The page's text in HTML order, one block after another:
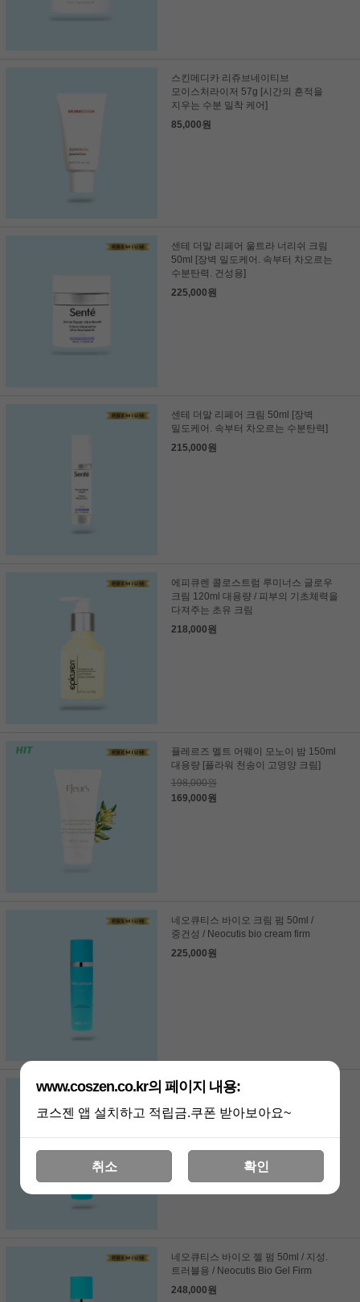
스킨메디카 리쥬브네이티브
모이스처라이저 57g [시간의 흔적을
지우는 수분 밀착 케어]
85,000원
센테 더말 리페어 울트라 너리쉬 크림
50ml [장벽 밀도케어. 속부터 차오르는
수분탄력. 건성용]
225,000원
센테 더말 리페어 크림 50ml [장벽
밀도케어. 속부터 차오르는 수분탄력]
215,000원
에피큐렌 콜로스트럼 루미너스 글로우
크림 120ml 대용량 / 피부의 기초체력을
다져주는 초유 크림
218,000원
플레르즈 멜트 어웨이 모노이 밤 150ml
대용량 [플라워 천송이 고영양 크림]
198,000원
169,000원
네오큐티스 바이오 크림 펌 50ml /
중건성 / Neocutis bio cream firm
225,000원
네오큐티스 바이오 크림 펌 리치 50ml /
rich
248,000원
네오큐티스 바이오 젤 펌 50ml / 지성.
트러블용 / Neocutis Bio Gel Firm
248,000원
www.coszen.co.kr의 페이지 내용:
코스젠 앱 설치하고 적립금.쿠폰 받아보아요~
취소 확인